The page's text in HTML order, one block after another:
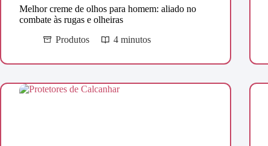
Melhor creme de olhos para homem: aliado no
combate às rugas e olheiras
Produtos
4 minutos